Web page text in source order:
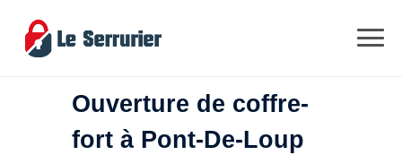
Ouverture de coffre-
fort à Pont-De-Loup